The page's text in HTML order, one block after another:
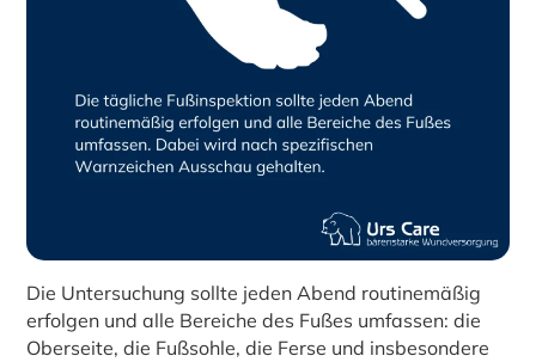
Die Untersuchung sollte jeden Abend routinemäßig
erfolgen und alle Bereiche des Fußes umfassen: die
Oberseite, die Fußsohle, die Ferse und insbesondere